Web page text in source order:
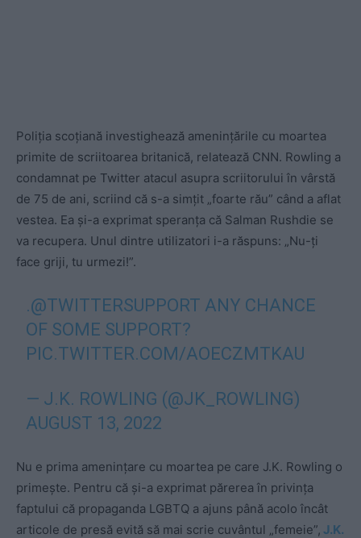
Poliția scoțiană investighează amenințările cu moartea
primite de scriitoarea britanică, relatează CNN. Rowling a
condamnat pe Twitter atacul asupra scriitorului în vârstă
de 75 de ani, scriind că s-a simțit „foarte rău” când a aflat
vestea. Ea și-a exprimat speranța că Salman Rushdie se
va recupera. Unul dintre utilizatori i-a răspuns: „Nu-ți
face griji, tu urmezi!”.
.@TWITTERSUPPORT ANY CHANCE
OF SOME SUPPORT?
PIC.TWITTER.COM/AOECZMTKAU
— J.K. ROWLING (@JK_ROWLING)
AUGUST 13, 2022
Nu e prima amenințare cu moartea pe care J.K. Rowling o
primește. Pentru că și-a exprimat părerea în privința
faptului că propaganda LGBTQ a ajuns până acolo încât
articole de presă evită să mai scrie cuvântul „femeie”, J.K.